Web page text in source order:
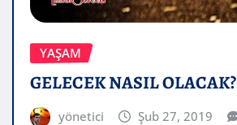
YAŞAM
GELECEK NASIL OLACAK?
yönetici Şub 27, 2019